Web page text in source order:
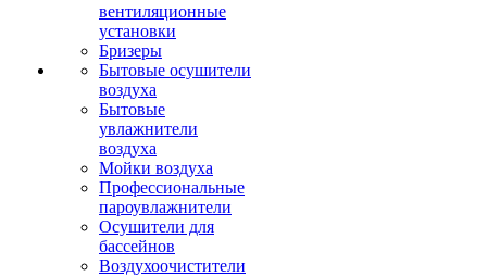
вентиляционные
установки
Бризеры
Бытовые осушители
воздуха
Бытовые
увлажнители
воздуха
Мойки воздуха
Профессиональные
пароувлажнители
Осушители для
бассейнов
Воздухоочистители